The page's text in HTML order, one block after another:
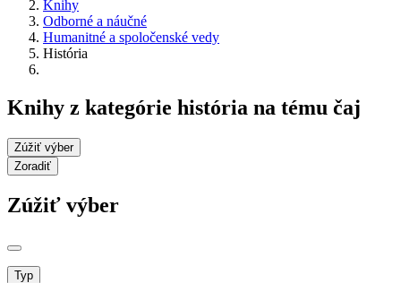
Knihy
Odborné a náučné
Humanitné a spoločenské vedy
História
Knihy z kategórie história na tému čaj
Zúžiť výber
Zoradiť
Zúžiť výber
Typ